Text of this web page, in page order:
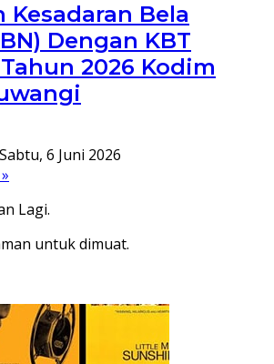
Kesadaran Bela
Dengan KBT
2026 Kodim
Sabtu, 6 Juni 2026
Lagi.
untuk dimuat.